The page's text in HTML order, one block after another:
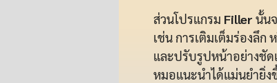
ส่วนโปรแกรม Filler นั้น
เช่น การเติมเต็มร่องลึ
และปรับรูปหน้าอย่างชั
หมอแนะนำได้แม่นยำยิ่